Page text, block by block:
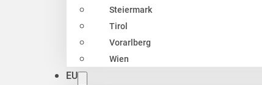
Steiermark
Tirol
Vorarlberg
Wien
EU